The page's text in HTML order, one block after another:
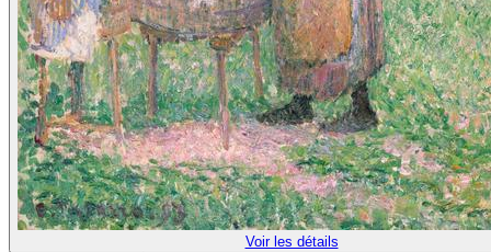
Voir les détails